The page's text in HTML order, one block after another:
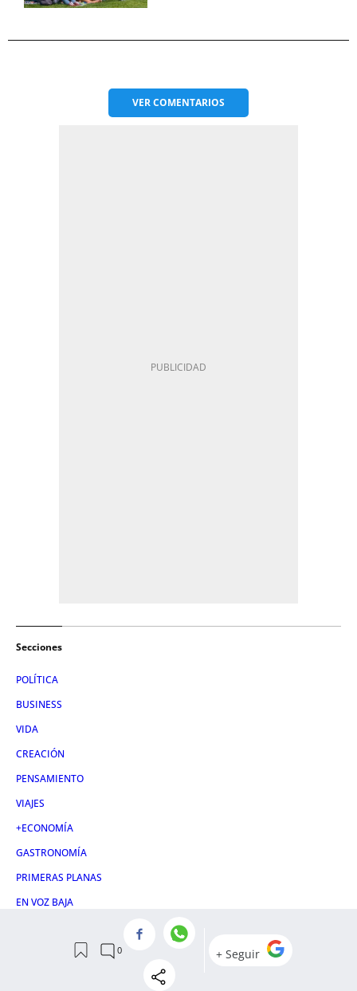
VERCOMENTARIOS
Secciones
POLÍTICA
BUSINESS
VIDA
CREACIÓN
PENSAMIENTO
VIAJES
+ECONOMÍA
GASTRONOMÍA
PRIMERAS PLANAS
EN VOZ BAJA